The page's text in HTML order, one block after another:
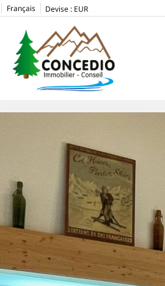
Français Devise : EUR